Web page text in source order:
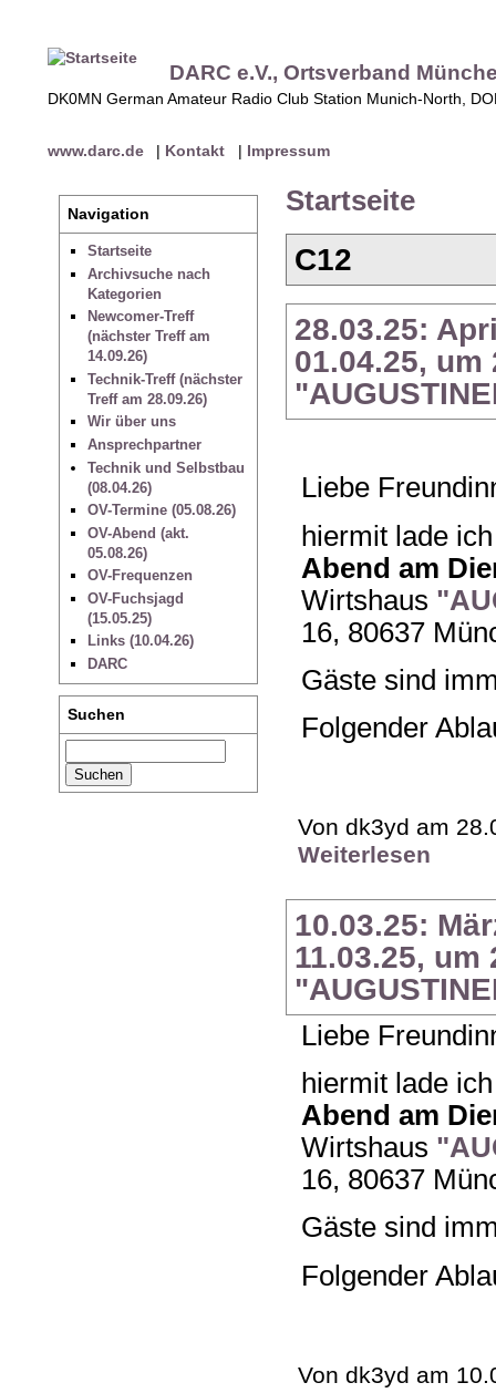
DARC e.V., Ortsverband
DK0MN German Amateur Radio Club Station Munich-North,
www.darc.de | Kontakt | Impressum
Navigation
Startseite
Archivsuche nach
Kategorien
Newcomer-Treff
(nächster Treff am
14.09.26)
Technik-Treff (nächster
Treff am 28.09.26)
Wir über uns
Ansprechpartner
Technik und Selbstbau
(08.04.26)
OV-Termine (05.08.26)
OV-Abend (akt.
05.08.26)
OV-Frequenzen
OV-Fuchsjagd
(15.05.25)
Links (10.04.26)
DARC
Suchen
Startseite
C12
28.03.25:
01.04.25,
Liebe
hiermit lade
Abend am
Wirtshaus
16, 80637
Gäste sind
Folgender
Von dk3yd am
Weiterlesen
10.03.25:
11.03.25, um
Liebe
hiermit lade
Abend am
Wirtshaus
16, 80637
Gäste sind
Folgender
Von dk3yd am